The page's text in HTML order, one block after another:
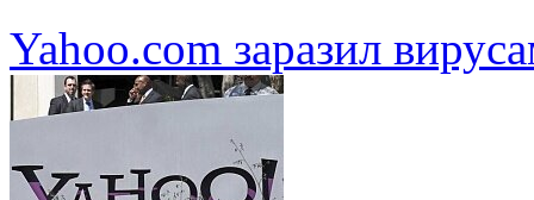
Yahoo.com заразил